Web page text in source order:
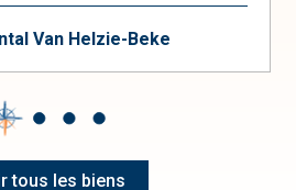
Van Helzie-Beke
tous les biens